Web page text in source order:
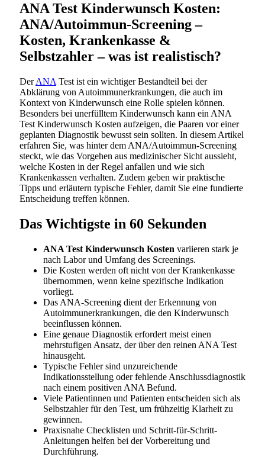
ANA Test Kinderwunsch Kosten:
ANA/Autoimmun-Screening –
Kosten, Krankenkasse &
Selbstzahler – was ist realistisch?
DerANA Test ist ein wichtiger Bestandteil bei der
Abklärung von Autoimmunerkrankungen, die auch im
Kontext von Kinderwunsch eine Rolle spielen können.
Besonders bei unerfülltem Kinderwunsch kann ein ANA
Test Kinderwunsch Kosten aufzeigen, die Paaren vor einer
geplanten Diagnostik bewusst sein sollten. In diesem Artikel
erfahren Sie, was hinter dem ANA/Autoimmun-Screening
steckt, wie das Vorgehen aus medizinischer Sicht aussieht,
welche Kosten in der Regel anfallen und wie sich
Krankenkassen verhalten. Zudem geben wir praktische
Tipps und erläutern typische Fehler, damit Sie eine fundierte
Entscheidung treffen können.
Das Wichtigste in 60 Sekunden
ANA Test Kinderwunsch Kosten variieren stark je
nach Labor und Umfang des Screenings.
Die Kosten werden oft nicht von der Krankenkasse
übernommen, wenn keine spezifische Indikation
vorliegt.
Das ANA-Screening dient der Erkennung von
Autoimmunerkrankungen, die den Kinderwunsch
beeinflussen können.
Eine genaue Diagnostik erfordert meist einen
mehrstufigen Ansatz, der über den reinen ANA Test
hinausgeht.
Typische Fehler sind unzureichende
Indikationsstellung oder fehlende Anschlussdiagnostik
nach einem positiven ANA Befund.
Viele Patientinnen und Patienten entscheiden sich als
Selbstzahler für den Test, um frühzeitig Klarheit zu
gewinnen.
Praxisnahe Checklisten und Schritt-für-Schritt-
Anleitungen helfen bei der Vorbereitung und
Durchführung.